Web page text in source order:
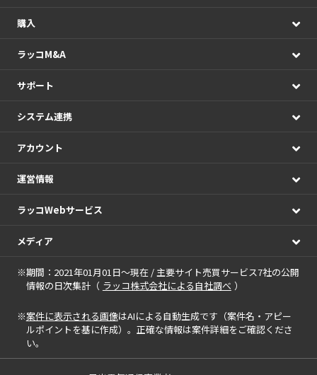
購入
ラッコM&A
サポート
システム連携
アカウント
運営情報
ラッコWebサービス
メディア
※期間：2021年01月01日～現在 / 主要サイト売買サービス7社の公開
情報の日次集計（ ラッコ株式会社による自社調べ ）
※案件に表示される画像はAIによる自動生成です（案件名・アピー
ルポイントを基に作成）。正確な情報は案件詳細をご確認くださ
い。